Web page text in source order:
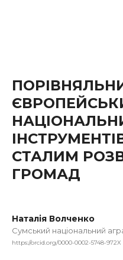
СТАЛИМ
ГРОМАД
Наталія Волченко
Сумський національний
https://orcid.org/0000-0002-5748-972X